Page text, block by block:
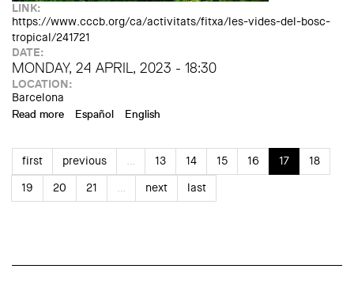
LINK:
https://www.cccb.org/ca/activitats/fitxa/les-vides-del-bosc-
tropical/241721
DATE:
MONDAY, 24 APRIL, 2023 - 18:30
LOCATION:
Barcelona
Read more about BOSCOS TROPICALS. Les vides del bosc tropical.
Español English
first previous … 13 14 15 16 17
18
19
20 21 … next last